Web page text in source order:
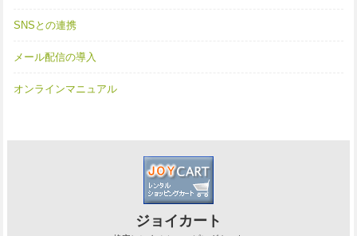
SNSとの連携
メール配信の導入
オンラインマニュアル
ジョイカート